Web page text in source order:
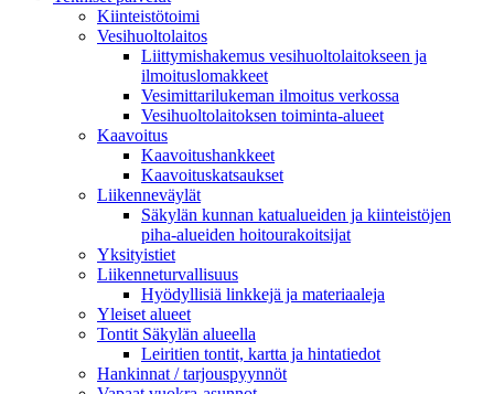
Kiinteistötoimi
Vesihuoltolaitos
Liittymishakemus vesihuoltolaitokseen ja
ilmoituslomakkeet
Vesimittarilukeman ilmoitus verkossa
Vesihuoltolaitoksen toiminta-alueet
Kaavoitus
Kaavoitushankkeet
Kaavoituskatsaukset
Liikenneväylät
Säkylän kunnan katualueiden ja kiinteistöjen
piha-alueiden hoitourakoitsijat
Yksityistiet
Liikenneturvallisuus
Hyödyllisiä linkkejä ja materiaaleja
Yleiset alueet
Tontit Säkylän alueella
Leiritien tontit, kartta ja hintatiedot
Hankinnat / tarjouspyynnöt